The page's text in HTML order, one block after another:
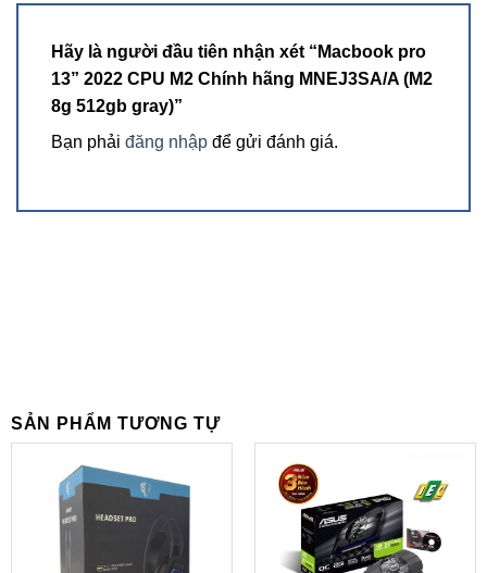
Hãy là người đầu tiên nhận xét “Macbook pro
13” 2022 CPU M2 Chính hãng MNEJ3SA/A (M2
8g 512gb gray)”
Bạn phải đăng nhập để gửi đánh giá.
SẢN PHẨM TƯƠNG TỰ